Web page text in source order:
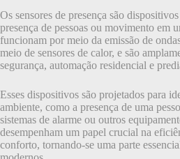
Os sensores de presença são
presença de pessoas ou movimento em
funcionam por meio da emissão de
meio de sensores de calor, e são
segurança, automação residencial e
Esses dispositivos são projetados para
ambiente, como a presença de uma
sistemas de alarme ou outros
desempenham um papel crucial na
conforto, tornando-se uma parte